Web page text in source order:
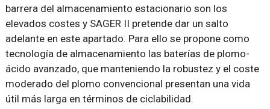
barrera del almacenamiento estacionario son los
elevados costes y SAGER II pretende dar un salto
adelante en este apartado. Para ello se propone como
tecnología de almacenamiento las baterías de plomo-
ácido avanzado, que manteniendo la robustez y el coste
moderado del plomo convencional presentan una vida
útil más larga en términos de ciclabilidad.